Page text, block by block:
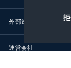
外部送信ポリシー
運営会社